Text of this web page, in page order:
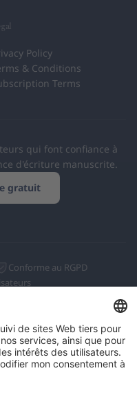
Policy
& Conditions
Terms
qui font confiance à
d'écriture manuscrite.
gratuit
Conforme au RGPD